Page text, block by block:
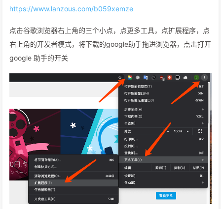
https://www.lanzous.com/b059xemze
点击谷歌浏览器右上角的三个小点，点更多工具，点扩展程序，点
右上角的开发者模式，将下载的google助手拖进浏览器，点击打开
google 助手的开关